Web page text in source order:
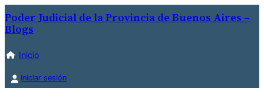
Saltar
al
Poder Judicial de la Provincia de Buenos Aires –
Blogs
Inicio
Iniciar sesión